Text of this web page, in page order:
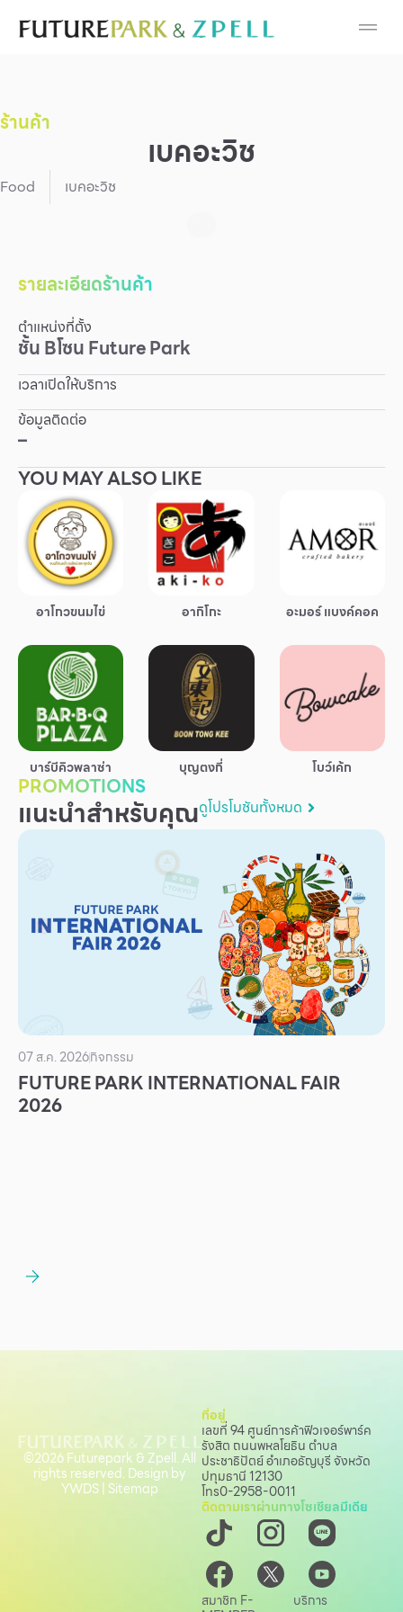
Cosmetic
Fashion
Food
Gold & Jewelry
IT
Mobile
Other
School
Service
Superstores
กิจกรรมและโปรโมชั่น
ข้อเสนอพิเศษ
สำหรับนักท่องเที่ยว
มีอะไรใหม่
แผนผังร้านค้า
บริการ
ตำแหน่งงาน
สมัครงาน
สิทธิประโยชน์ที่ฟิวเจอร์พาร์ค
ร้านค้า
เบคอะวิช
Food เบคอะวิช
รายละเอียดร้านค้า
ตำแหน่งที่ตั้ง
ชั้นBโซนFuture Park
เวลาเปิดให้บริการ
ข้อมูลติดต่อ
–
YOU MAY ALSO LIKE
อาโกวขนมไข่ อากิโกะ อะมอร์ แบงค์คอค
บาร์บีคิวพลาซ่า บุญตงกี่ โบว์เค้ก
PROMOTIONS
แนะนำสำหรับคุณดูโปรโมชันทั้งหมด
07 ส.ค. 2026กิจกรรม
FUTURE PARK INTERNATIONAL FAIR
2026
ที่อยู่
เลขที่ 94 ศูนย์การค้าฟิวเจอร์พาร์ค
รังสิต ถนนพหลโยธิน ตำบล
ประชาธิปัตย์ อำเภอธัญบุรี จังหวัด
ปทุมธานี 12130
โทร0-2958-0011
ติดตามเราผ่านทางโซเชียลมีเดีย
สมาชิก F- บริการ
©2026 Futurepark & Zpell. All
rights reserved. Design by
YWDS| Sitemap